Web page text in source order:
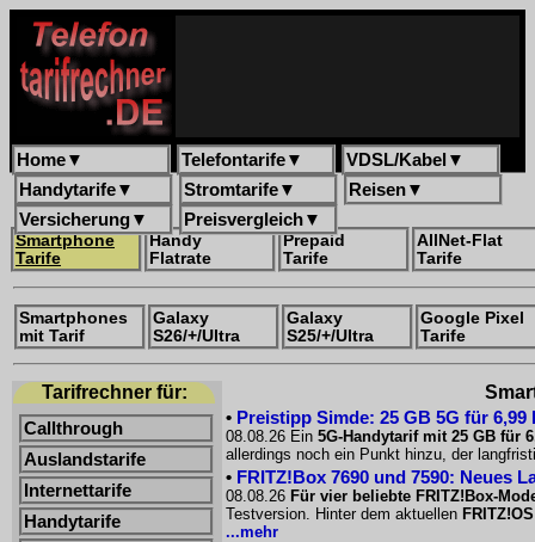
Home▼ Telefontarife▼ VDSL/Kabel ▼
Handytarife▼ Stromtarife▼ Reisen▼
Versicherung▼ Preisvergleich▼
Smartphone
Tarife
Handy
Flatrate
Prepaid
Tarife
AllNet-Flat
Tarife
Smartphones
mit Tarif
Galaxy
S26/+/Ultra
Galaxy
S25/+/Ultra
Google Pixel
Tarife
Tarifrechner für:
Callthrough
Auslandstarife
Internettarife
Handytarife
• Preistipp Simde: 25 GB 5G für
08.08.26 Ein 5G-Handytarif mit 25 GB für
allerdings noch ein Punkt hinzu, der
• FRITZ!Box 7690 und 7590: Neues
08.08.26 Für vier beliebte FRITZ!Box-
Testversion. Hinter dem aktuellen
...mehr